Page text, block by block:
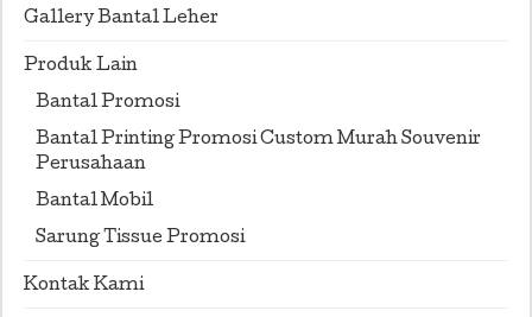
Gallery Bantal Leher
Produk Lain
Bantal Promosi
Bantal Printing Promosi Custom Murah Souvenir
Perusahaan
Bantal Mobil
Sarung Tissue Promosi
Kontak Kami